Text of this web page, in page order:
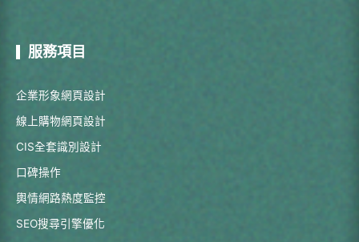
服務項目
企業形象網頁設計
線上購物網頁設計
CIS全套識別設計
口碑操作
輿情網路熱度監控
SEO搜尋引擎優化